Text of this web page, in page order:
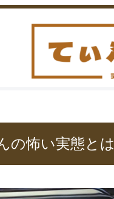
の怖い実態とは